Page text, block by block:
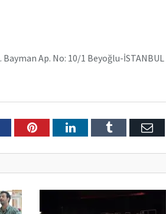
Ap. No: 10/1 Beyoğlu-İSTANBUL
PinterestLinkedInTumblr E-